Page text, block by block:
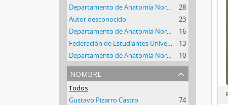
Departamento de Anatomía Normal y Medicina Legal.
28
Autor desconocido
23
Departamento de Anatomía Normal y Medicina Legal.
16
Federación de Estudiantes Universidad de Concepción.
13
Departamento de Anatomía Normal y Medicina Legal.
10
nombre
Todos
Gustavo Pizarro Castro
74